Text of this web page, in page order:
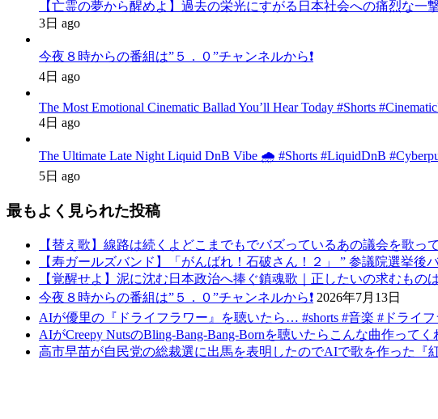
【亡霊の夢から醒めよ】過去の栄光にすがる日本社会への痛烈な一
3日 ago
今夜８時からの番組は”５．０”チャンネルから❗️
4日 ago
The Most Emotional Cinematic Ballad You’ll Hear Today #Shorts
4日 ago
The Ultimate Late Night Liquid DnB Vibe 🌧️ #Shorts #LiquidDnB
5日 ago
最もよく見られた投稿
【替え歌】線路は続くよどこまでもでバズっているあの議会を歌っ
【寿ガールズバンド】「がんばれ！石破さん！２」 ” 参議院選挙
【覚醒せよ】泥に沈む日本政治へ捧ぐ鎮魂歌｜正したいの求むもの
今夜８時からの番組は”５．０”チャンネルから❗️ 2026年7月13日
AIが優里の『ドライフラワー』を聴いたら… #shorts #音楽 #ドライフ
AIがCreepy NutsのBling-Bang-Bang-Bornを聴いたらこんな曲作ってく
高市早苗が自民党の総裁選に出馬を表明したのでAIで歌を作った『